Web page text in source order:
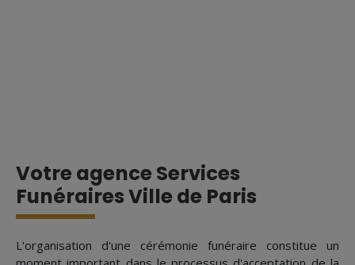
Votre agence Services
Funéraires Ville de Paris
L'organisation d'une cérémonie funéraire constitue un